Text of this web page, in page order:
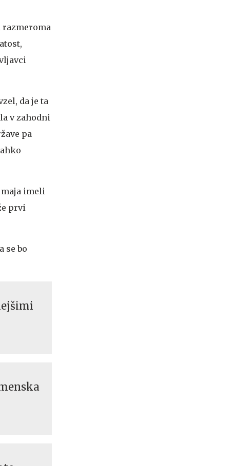
razmeroma
da je ta
v zahodni
pa
imeli
prvi
se bo